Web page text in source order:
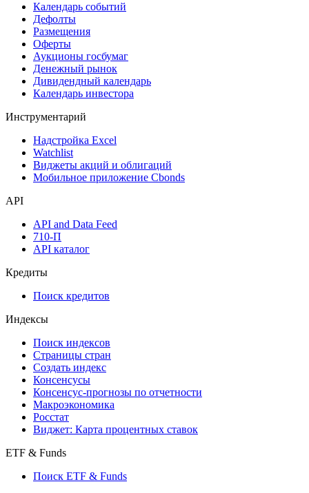
Календарь событий
Дефолты
Размещения
Оферты
Аукционы госбумаг
Денежный рынок
Дивидендный календарь
Календарь инвестора
Инструментарий
Надстройка Excel
Watchlist
Виджеты акций и облигаций
Мобильное приложение Cbonds
API
API and Data Feed
710-П
API каталог
Кредиты
Поиск кредитов
Индексы
Поиск индексов
Страницы стран
Создать индекс
Консенсусы
Консенсус-прогнозы по отчетности
Макроэкономика
Росстат
Виджет: Карта процентных ставок
ETF & Funds
Поиск ETF & Funds